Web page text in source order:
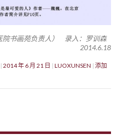
院书画苑负责人） 录入：罗训森
2014.6.18
2014 年 6 月 21 日 LUOXUNSEN 添加